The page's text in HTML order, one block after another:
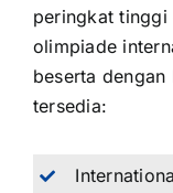
peringkat tinggi
olimpiade
beserta dengan
tersedia: